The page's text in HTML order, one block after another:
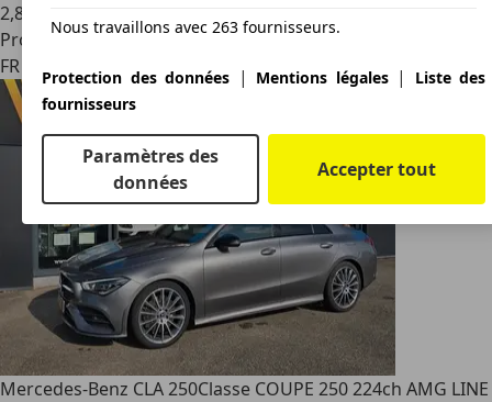
2,8
Professionnel
FR 91090
Lisses
Mercedes-Benz CLA 250Classe COUPE 250 224ch AMG LINE
Nous travaillons avec 263 fournisseurs.
Protection des données | Mentions légales|
Liste des
fournisseurs
Paramètres des
données
Accepter tout